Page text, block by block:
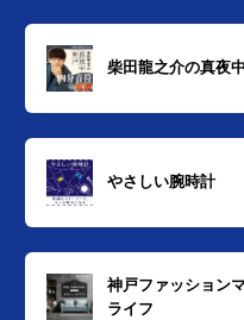
柴田龍之介の真夜
やさしい腕時計
神戸ファッション
ライフ